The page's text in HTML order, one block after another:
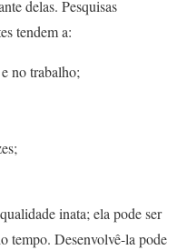
delas. Pesquisas
tendem a:
no trabalho;
inata; ela pode ser
tempo. Desenvolvê-la pode